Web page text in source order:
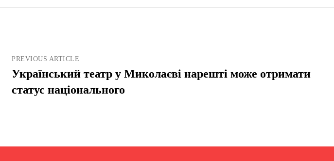
PREVIOUS ARTICLE
Український театр у Миколаєві нарешті може отримати
статус національного